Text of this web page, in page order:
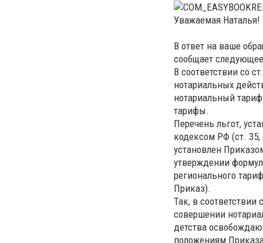
Уважаемая Наталья!
В ответ на ваше
сообщает
В соответствии со
нотариальных
нотариальный
тарифы.
Перечень льгот,
кодексом РФ (ст. 35,
установлен
утверждении
регионального
Приказ).
Так, в
совершении
детства
положениям